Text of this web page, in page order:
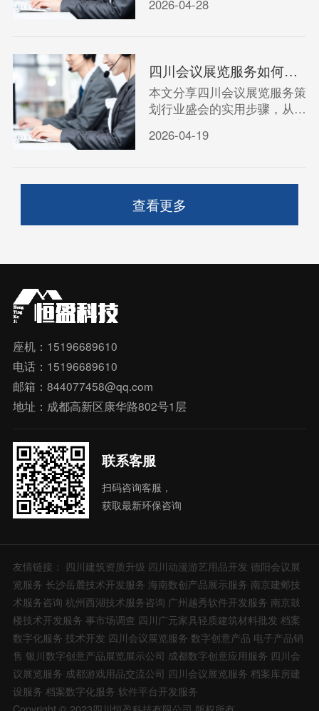
案和高效服务。
2026-04-28
四川会议展览服务如何策划一场成功的行业盛会？
本文分享四川会议展览服务策
划行业盛会的实用步骤，从目
标设定到执行细节，帮助您高
效打造有影响力的专业活动。
2026-04-19
查看更多
座机：15196689610
电话：15196689610
邮箱：844077458@qq.com
地址：成都高新区康华路802号1层
联系客服
扫码咨询客服，
获取最新环保咨询
友情链接： 四川建筑资质升级 四川动漫游艺用品开发 德阳会议展
览服务 长沙岳麓技术开发服务 海南数创产品展示服务 南京建邺技
术服务咨询 杭州西湖技术服务咨询 广州越秀软件开发服务 南京鼓
楼技术开发服务 事市场调查 四川广元家具轻质建筑材料批发 档案
数字化服务 技术开发 四川会议展览服务 数字创意产品 电子产品销
售 银川数字创意产品展览展示公司 成都数字创意应用服务 四川会
议展览服务 成都游戏用品交流公司 四川会议展览服务 档案库房建
设服务 档案数字化服务 软件平台开发服务